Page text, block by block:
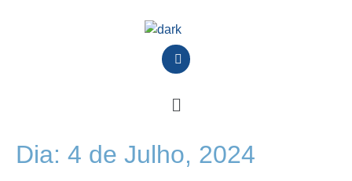
Dia: 4 de Julho, 2024